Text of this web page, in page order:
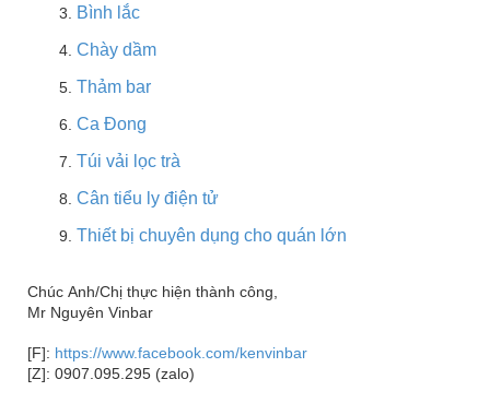
Bình lắc
Chày dầm
Thảm bar
Ca Đong
Túi vải lọc trà
Cân tiểu ly điện tử
Thiết bị chuyên dụng cho quán lớn
Chúc Anh/Chị thực hiện thành công,
Mr Nguyên Vinbar
[F]: https://www.facebook.com/kenvinbar
[Z]: 0907.095.295 (zalo)